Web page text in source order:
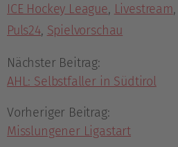
ICE Hockey League, Livestream,
Puls24, Spielvorschau
Nächster Beitrag:
AHL: Selbstfaller in Südtirol
Vorheriger Beitrag:
Misslungener Ligastart